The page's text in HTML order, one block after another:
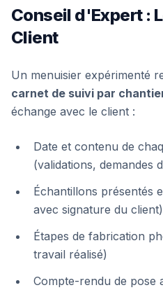
Conseil d'Expert :
Client
Un menuisier expérimenté
carnet de suivi par
échange avec le client :
Date et contenu de
(validations, demandes
Échantillons présentés
avec signature du client)
Étapes de fabrication
travail réalisé)
Compte-rendu de pose